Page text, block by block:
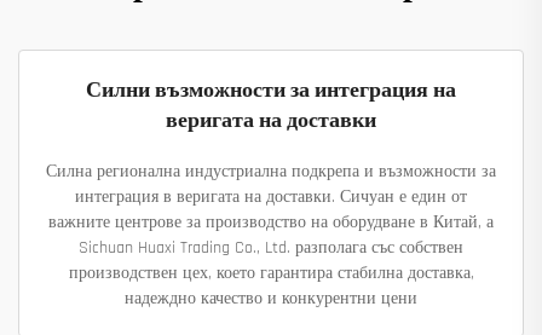
Силни възможности за интеграция на
веригата на доставки
Силна регионална индустриална подкрепа и възможности за
интеграция в веригата на доставки. Сичуан е един от
важните центрове за производство на оборудване в Китай, а
Sichuan Huaxi Trading Co., Ltd. разполага със собствен
производствен цех, което гарантира стабилна доставка,
надеждно качество и конкурентни цени